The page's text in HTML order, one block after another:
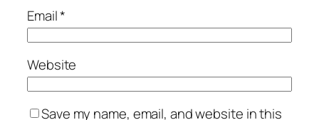
Email*
Website
Save my name, email, and website in this